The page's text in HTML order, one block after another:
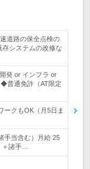
道路の保全点検の
システムの改修な
発 or インフラ or
普通免許（AT限定
クもOK（月5日ま
手当含む）月給 25
諸手…